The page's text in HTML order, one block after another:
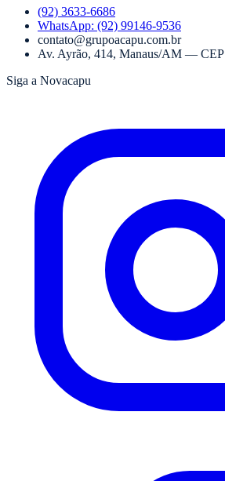
(92) 3633-6686
WhatsApp: (92) 99146-9536
contato@grupoacapu.com.br
Av. Ayrão, 414, Manaus/AM — CEP
Siga a Novacapu